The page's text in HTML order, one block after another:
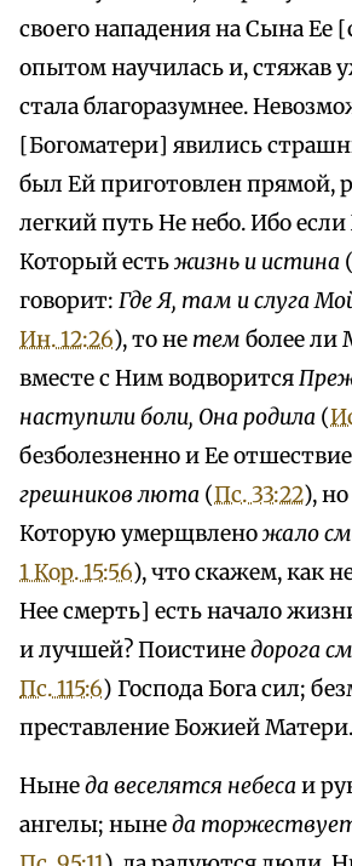
своего нападения на Сына Ее
опытом научилась и, стяжав
стала благоразумнее.
[Богоматери] явились
был Ей приготовлен прямой,
легкий путь Не небо. Ибо
Который естьжизнь и истина (
говорит: Где Я, там и слуга
Ин. 12:26), то не тем более ли
вместе с Ним водворится
наступили боли, Она родила (
безболезненно и Ее
грешников люта (Пс. 33:22),
Которую умерщвленожало
1 Кор. 15:56), что скажем, как
Нее смерть] есть начало
и лучшей? Поистинедорога
Пс. 115:6) Господа Бога сил;
преставление Божией Матери.
Нынеда веселятся небесаи
ангелы; нынеда